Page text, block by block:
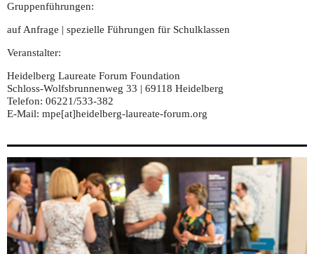
Gruppenführungen:
auf Anfrage | spezielle Führungen für Schulklassen
Veranstalter:
Heidelberg Laureate Forum Foundation
Schloss-Wolfsbrunnenweg 33 | 69118 Heidelberg
Telefon: 06221/533-382
E-Mail: mpe[at]heidelberg-laureate-forum.org